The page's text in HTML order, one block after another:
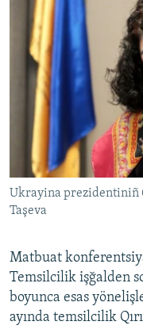
Ukrayina prezidentiniñ
Taşeva
Matbuat
Temsilcilik işğalden
boyunca esas
ayında temsilcilik